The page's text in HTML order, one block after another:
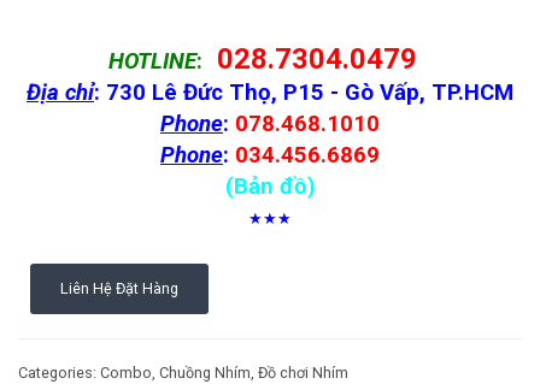
HOTLINE: 028.7304.0479
Địa chỉ: 730 Lê Đức Thọ, P15 - Gò Vấp, TP.HCM
Phone: 078.468.1010
Phone: 034.456.6869
(Bản đồ)
★★★
Liên Hệ Đặt Hàng
Categories: Combo, Chuồng Nhím, Đồ chơi Nhím